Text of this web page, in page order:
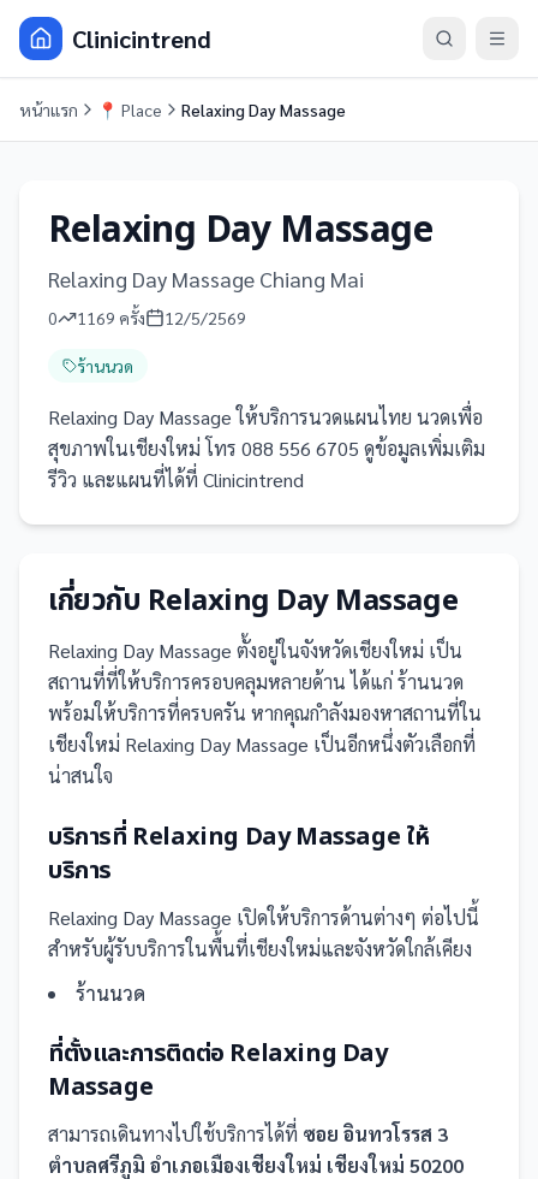
Clinicintrend
หน้าแรก 📍 Place Relaxing Day Massage
Relaxing Day Massage
Relaxing Day Massage Chiang Mai
0 1169 ครั้ง 12/5/2569
ร้านนวด
Relaxing Day Massage ให้บริการนวดแผนไทย นวดเพื่อ
สุขภาพในเชียงใหม่ โทร 088 556 6705 ดูข้อมูลเพิ่มเติม
รีวิว และแผนที่ได้ที่ Clinicintrend
เกี่ยวกับ Relaxing Day Massage
Relaxing Day Massage ตั้งอยู่ในจังหวัดเชียงใหม่ เป็น
สถานที่ที่ให้บริการครอบคลุมหลายด้าน ได้แก่ ร้านนวด
พร้อมให้บริการที่ครบครัน หากคุณกำลังมองหาสถานที่ใน
เชียงใหม่ Relaxing Day Massage เป็นอีกหนึ่งตัวเลือกที่
น่าสนใจ
บริการที่ Relaxing Day Massage ให้
บริการ
Relaxing Day Massage เปิดให้บริการด้านต่างๆ ต่อไปนี้
สำหรับผู้รับบริการในพื้นที่เชียงใหม่และจังหวัดใกล้เคียง
ร้านนวด
ที่ตั้งและการติดต่อ Relaxing Day
Massage
สามารถเดินทางไปใช้บริการได้ที่ ซอย อินทวโรรส 3
ตำบลศรีภูมิ อำเภอเมืองเชียงใหม่ เชียงใหม่ 50200